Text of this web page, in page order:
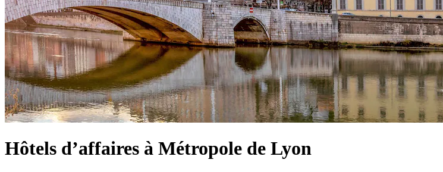
Hôtels d’affaires à Métropole de Lyon